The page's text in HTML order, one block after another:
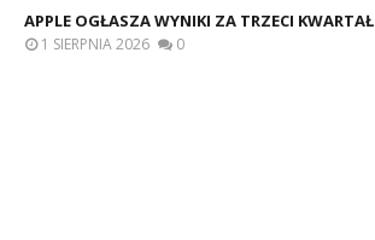
APPLE OGŁASZA WYNIKI ZA TRZECI KWARTAŁ
1 SIERPNIA 2026 0